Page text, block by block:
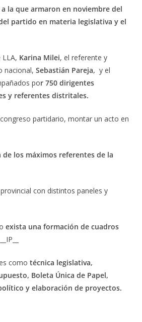
la que armaron en noviembre del
partido en materia legislativa y el
Karina Milei, el referente y
nacional, Sebastián Pareja, y el
por 750 dirigentes
y referentes distritales.
partidario, montar un acto en
los máximos referentes de la
con distintos paneles y
exista una formación de cuadros
__IP__
como técnica legislativa,
Boleta Única de Papel,
y elaboración de proyectos.